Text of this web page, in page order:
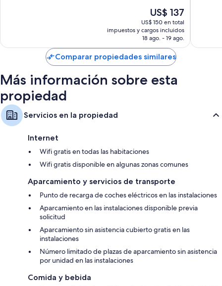
El
precio
actual
es
de
US$ 137
US$ 137
US$ 150 en total
impuestos y cargos incluidos
18 ago. - 19 ago.
Comparar propiedades similares
Más información sobre esta
propiedad
Servicios en la propiedad
Internet
Wifi gratis en todas las habitaciones
Wifi gratis disponible en algunas zonas comunes
Aparcamiento y servicios de transporte
Punto de recarga de coches eléctricos en las instalaciones
Aparcamiento en las instalaciones disponible previa
solicitud
Aparcamiento sin asistencia cubierto gratis en las
instalaciones
Número limitado de plazas de aparcamiento sin asistencia
por unidad en las instalaciones
Comida y bebida